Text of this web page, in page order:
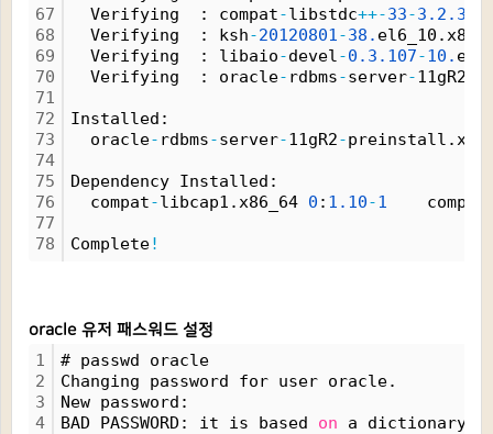
67
68
69
70
71
72
73
74
75
76
77
78
Verifying  : compat-libstdc++-33-3. 2. 3
Verifying  : ksh-20120801-38.
Verifying  : libaio-devel-0. 3. 107-10.
Verifying  : oracle- rdbms-server-11gR2
Installed:
oracle- rdbms-server-11gR2-
Dependency Installed:
compat-libcap1.x86_64 0 : 1. 10-1 compat
Complete!
oracle 유저 패스워드 설정
1
2
3
4
# passwd oracle
Changing password for user oracle.
New password:
BAD PASSWORD: it is based on a dictionary